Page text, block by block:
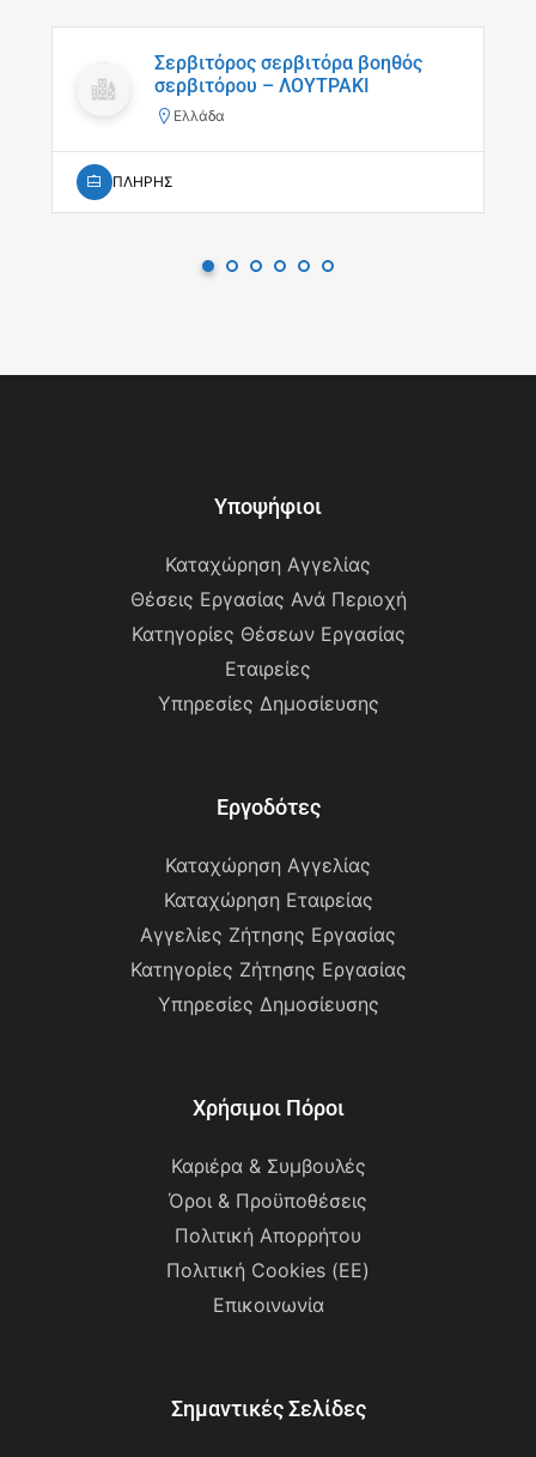
Σερβιτόρος σερβιτόρα βοηθός
σερβιτόρου – ΛΟΥΤΡΑΚΙ
Ελλάδα
ΠΛΗΡΗΣ
Υποψήφιοι
Καταχώρηση Αγγελίας
Θέσεις Εργασίας Ανά Περιοχή
Κατηγορίες Θέσεων Εργασίας
Εταιρείες
Υπηρεσίες Δημοσίευσης
Εργοδότες
Καταχώρηση Αγγελίας
Καταχώρηση Εταιρείας
Αγγελίες Ζήτησης Εργασίας
Κατηγορίες Ζήτησης Εργασίας
Υπηρεσίες Δημοσίευσης
Χρήσιμοι Πόροι
Καριέρα & Συμβουλές
Όροι & Προϋποθέσεις
Πολιτική Απορρήτου
Πολιτική Cookies (ΕΕ)
Επικοινωνία
Σημαντικές Σελίδες